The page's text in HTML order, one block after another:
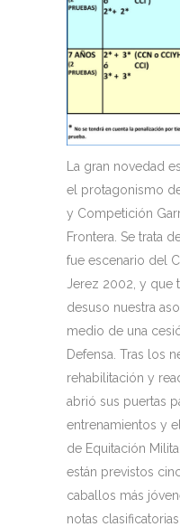
La gran novedad
el protagonismo
y Competición
Frontera. Se trata
fue escenario del
Jerez 2002, y que
desuso nuestra
medio de una
Defensa. Tras los
rehabilitación y
abrió sus puertas
entrenamientos y
de Equitación
están previstos
caballos más
notas clasificatorias.